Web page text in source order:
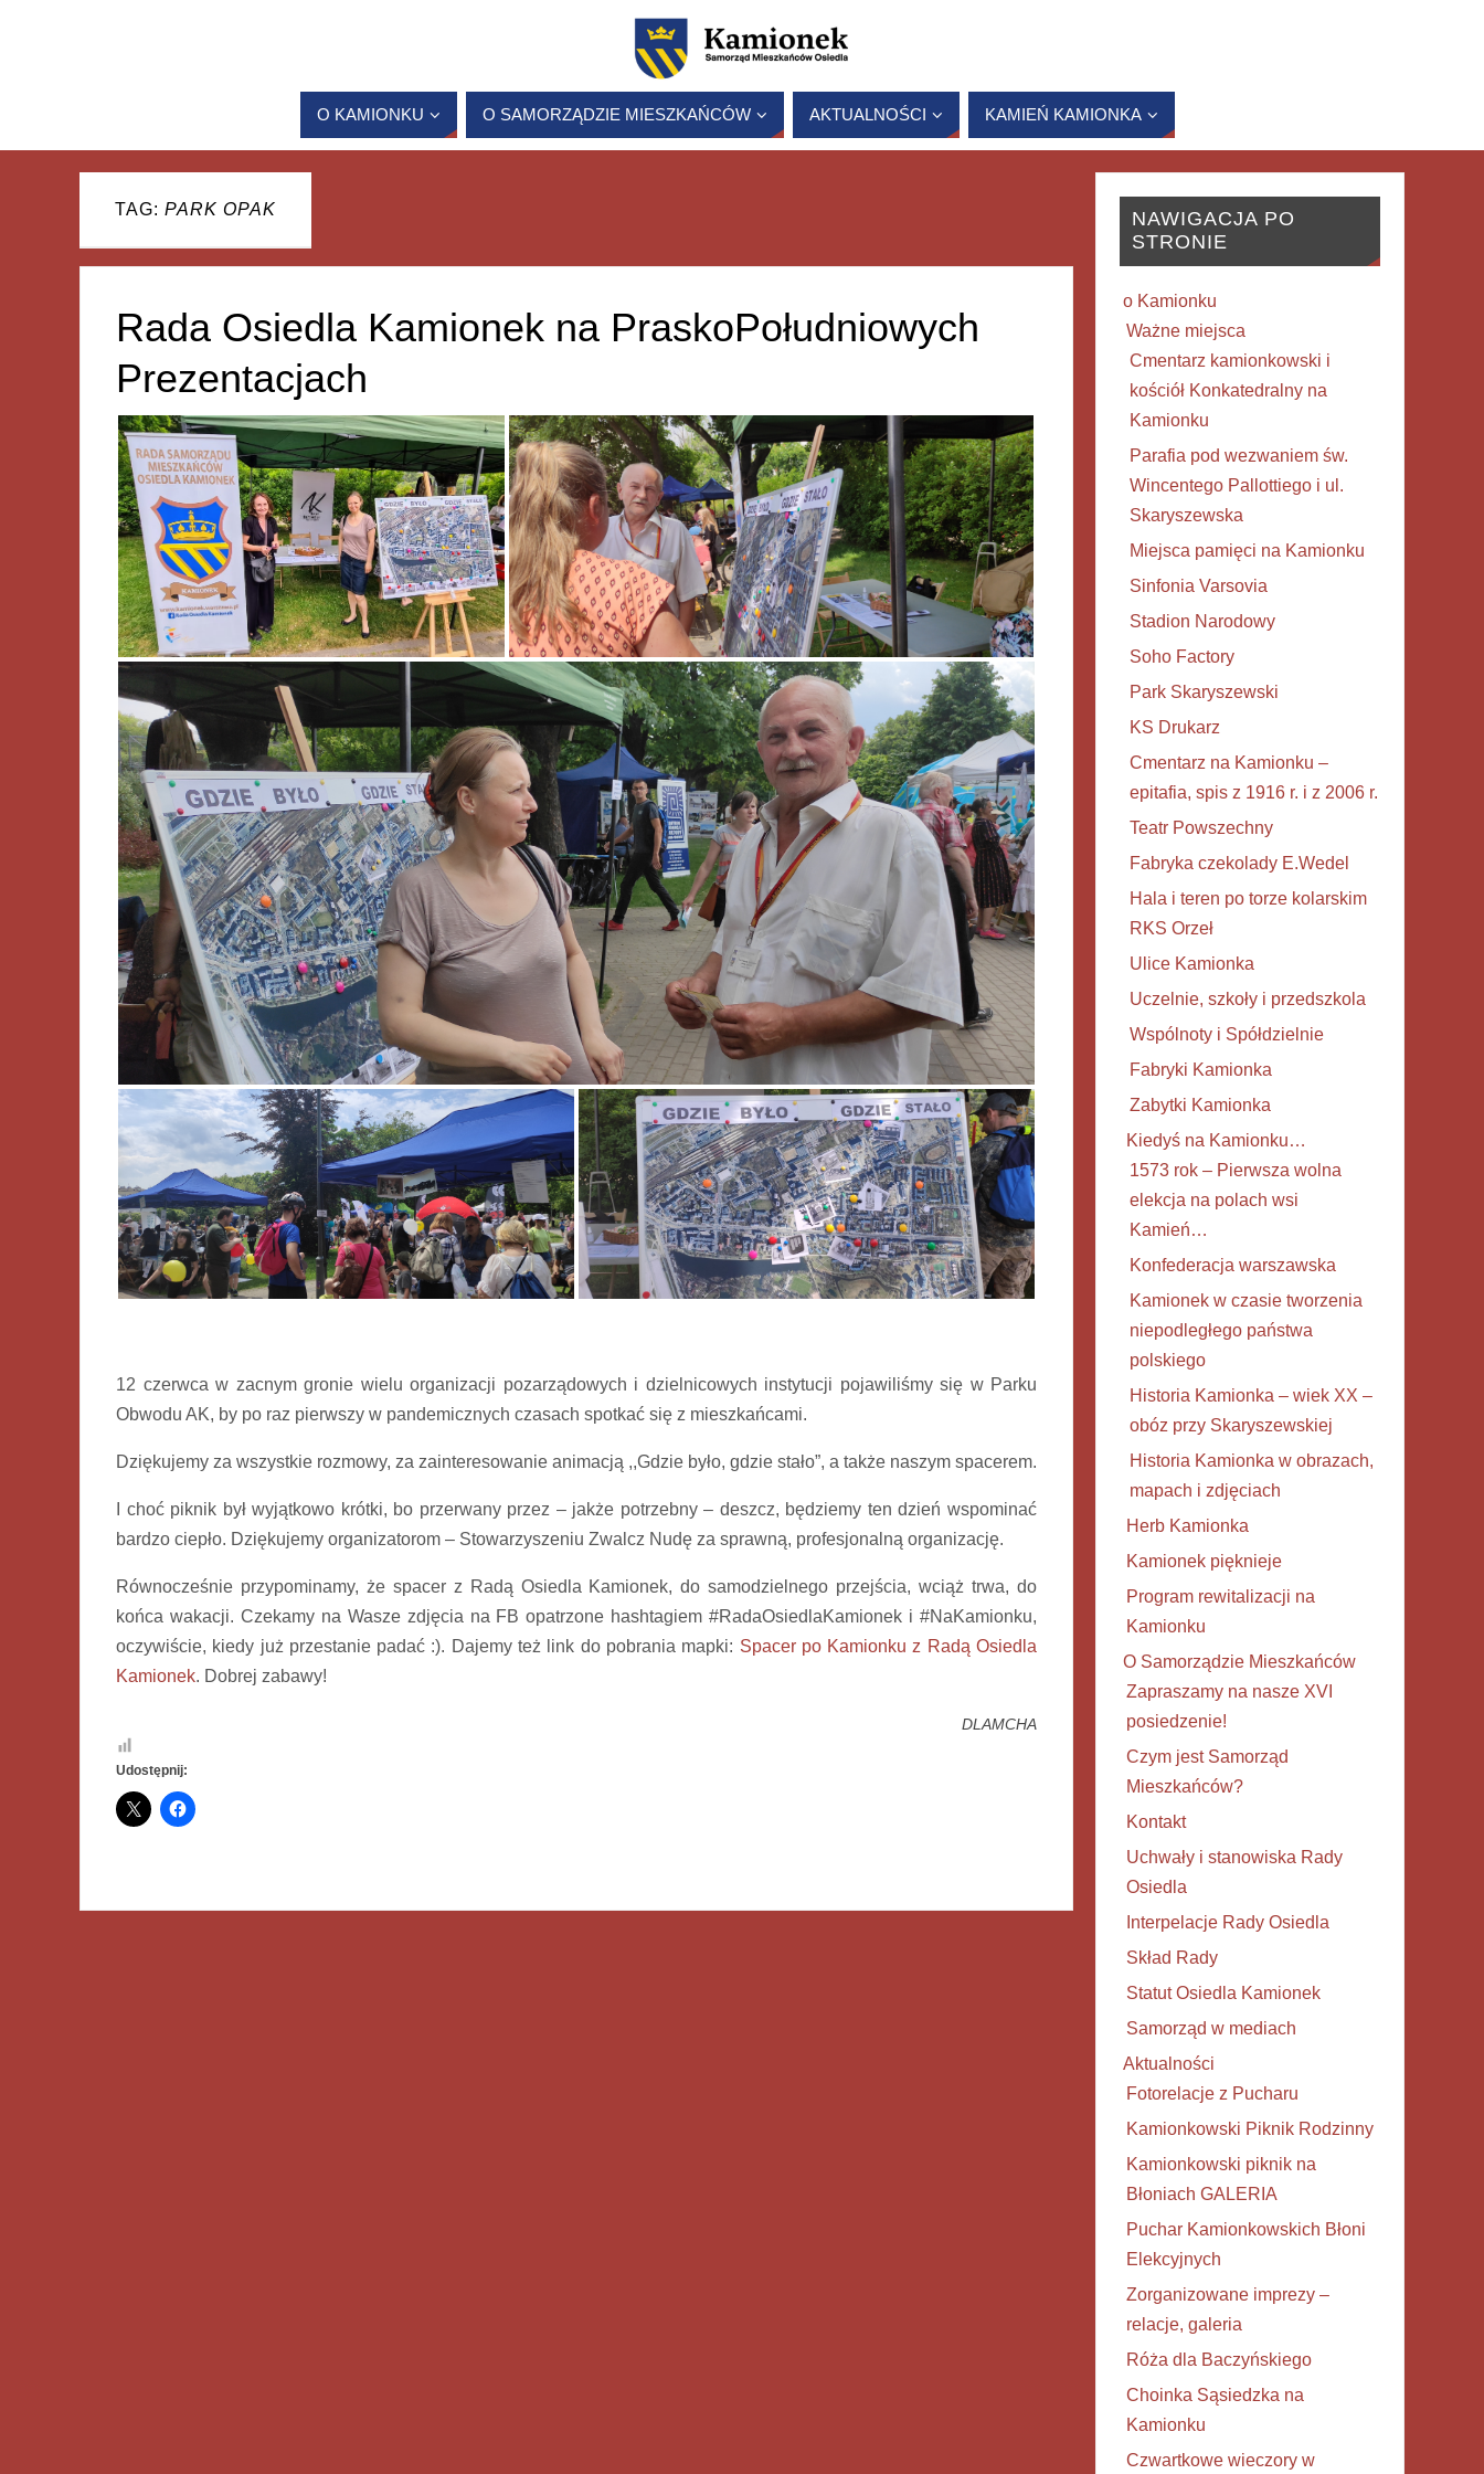
O KAMIONKU O SAMORZĄDZIE MIESZKAŃCÓW AKTUALNOŚCI KAMIEŃ KAMIONKA
TAG: PARK OPAK
Rada Osiedla Kamionek na PraskoPołudniowych
Prezentacjach
12 czerwca w zacnym gronie wielu organizacji pozarządowych i dzielnicowych instytucji pojawiliśmy się w Parku
Obwodu AK, by po raz pierwszy w pandemicznych czasach spotkać się z mieszkańcami.
Dziękujemy za wszystkie rozmowy, za zainteresowanie animacją ,,Gdzie było, gdzie stało”, a także naszym spacerem.
I choć piknik był wyjątkowo krótki, bo przerwany przez – jakże potrzebny – deszcz, będziemy ten dzień wspominać
bardzo ciepło. Dziękujemy organizatorom – Stowarzyszeniu Zwalcz Nudę za sprawną, profesjonalną organizację.
Równocześnie przypominamy, że spacer z Radą Osiedla Kamionek, do samodzielnego przejścia, wciąż trwa, do
końca wakacji. Czekamy na Wasze zdjęcia na FB opatrzone hashtagiem #RadaOsiedlaKamionek i #NaKamionku,
oczywiście, kiedy już przestanie padać :). Dajemy też link do pobrania mapki: Spacer po Kamionku z Radą Osiedla
Kamionek. Dobrej zabawy!
DLAMCHA
Udostępnij:
NAWIGACJA PO
STRONIE
o Kamionku
Ważne miejsca
Cmentarz kamionkowski i
kościół Konkatedralny na
Kamionku
Parafia pod wezwaniem św.
Wincentego Pallottiego i ul.
Skaryszewska
Miejsca pamięci na Kamionku
Sinfonia Varsovia
Stadion Narodowy
Soho Factory
Park Skaryszewski
KS Drukarz
Cmentarz na Kamionku –
epitafia, spis z 1916 r. i z 2006 r.
Teatr Powszechny
Fabryka czekolady E.Wedel
Hala i teren po torze kolarskim
RKS Orzeł
Ulice Kamionka
Uczelnie, szkoły i przedszkola
Wspólnoty i Spółdzielnie
Fabryki Kamionka
Zabytki Kamionka
Kiedyś na Kamionku…
1573 rok – Pierwsza wolna
elekcja na polach wsi
Kamień…
Konfederacja warszawska
Kamionek w czasie tworzenia
niepodległego państwa
polskiego
Historia Kamionka – wiek XX –
obóz przy Skaryszewskiej
Historia Kamionka w obrazach,
mapach i zdjęciach
Herb Kamionka
Kamionek pięknieje
Program rewitalizacji na
Kamionku
O Samorządzie Mieszkańców
Zapraszamy na nasze XVI
posiedzenie!
Czym jest Samorząd
Mieszkańców?
Kontakt
Uchwały i stanowiska Rady
Osiedla
Interpelacje Rady Osiedla
Skład Rady
Statut Osiedla Kamionek
Samorząd w mediach
Aktualności
Fotorelacje z Pucharu
Kamionkowski Piknik Rodzinny
Kamionkowski piknik na
Błoniach GALERIA
Puchar Kamionkowskich Błoni
Elekcyjnych
Zorganizowane imprezy –
relacje, galeria
Róża dla Baczyńskiego
Choinka Sąsiedzka na
Kamionku
Czwartkowe wieczory w